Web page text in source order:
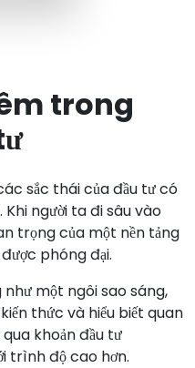
trong
sắc thái của đầu tư có
người ta đi sâu vào
trọng của một nền tảng
phóng đại.
một ngôi sao sáng,
thức và hiểu biết quan
khoản đầu tư
trình độ cao hơn.